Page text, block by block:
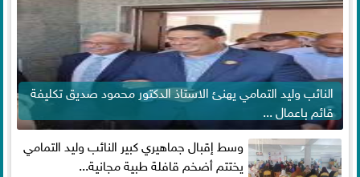
النائب وليد التمامي يهنئ الاستاذ الدكتور محمود صديق تكليفة
قائم باعمال ...
وسط إقبال جماهيري كبير النائب وليد التمامي
يختتم أضخم قافلة طبية مجانية...